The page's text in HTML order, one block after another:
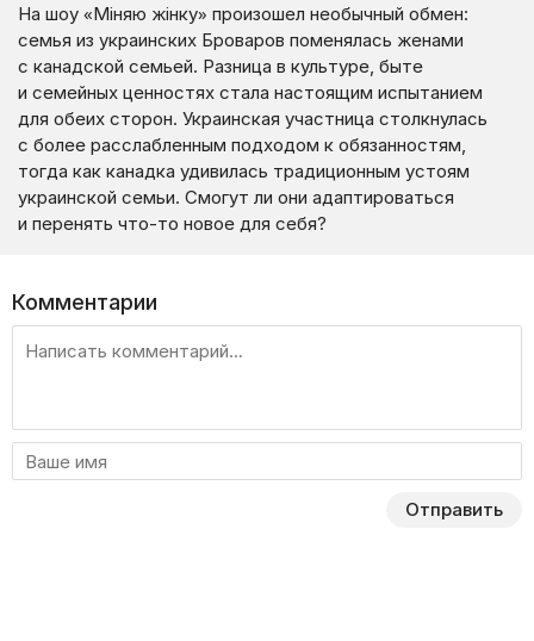
На шоу «Міняю жінку» произошел необычный обмен:
семья из украинских Броваров поменялась женами
с канадской семьей. Разница в культуре, быте
и семейных ценностях стала настоящим испытанием
для обеих сторон. Украинская участница столкнулась
с более расслабленным подходом к обязанностям,
тогда как канадка удивилась традиционным устоям
украинской семьи. Смогут ли они адаптироваться
и перенять что-то новое для себя?
Комментарии
Отправить